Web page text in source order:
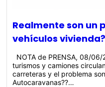
Realmente son un
vehículos
NOTA de PRENSA, 08/06/
turismos y camiones
carreteras y el problema
Autocaravanas??…